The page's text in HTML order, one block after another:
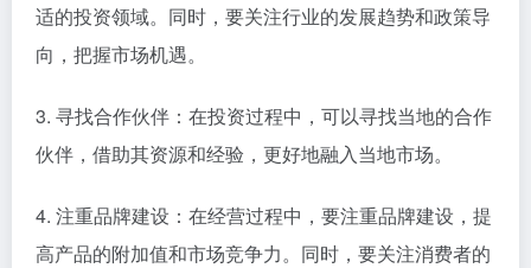
适的投资领域。同时，要关注行业的发展趋势和政策导
向，把握市场机遇。
3. 寻找合作伙伴：在投资过程中，可以寻找当地的合作
伙伴，借助其资源和经验，更好地融入当地市场。
4. 注重品牌建设：在经营过程中，要注重品牌建设，提
高产品的附加值和市场竞争力。同时，要关注消费者的